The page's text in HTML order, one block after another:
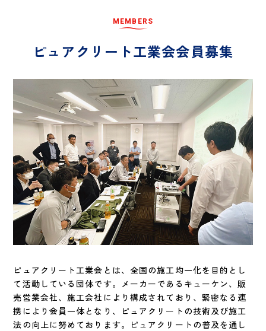
M EM B ER S
ピュ アク リ ー ト工業会会員募集
ピュアクリート工業会とは、全国の施工均一化を目的とし
て活動している団体です。メーカーであるキューケン、販
売営業会社、施工会社により構成されており、緊密なる連
携により会員一体となり、ピュアクリートの技術及び施工
法の向上に努めております。ピュアクリートの普及を通し